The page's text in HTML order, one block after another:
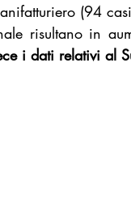
(94
risultano in
i dati relativi al